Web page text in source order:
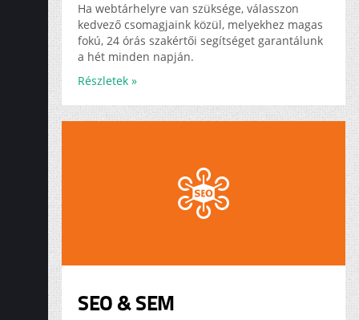
Ha webtárhelyre van szüksége, válasszon
kedvező csomagjaink közül, melyekhez magas
fokú, 24 órás szakértői segítséget garantálunk
a hét minden napján.
Részletek »
SEO & SEM